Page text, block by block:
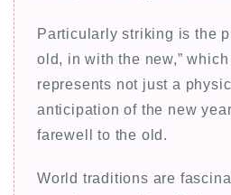
Particularly striking is the
old, in with the new,”
represents not just a
anticipation of the new
farewell to the old.
World traditions are